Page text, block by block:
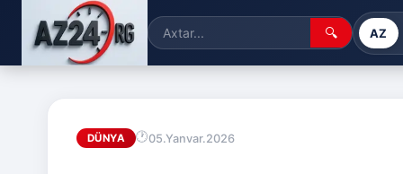
🔍 AZ
DÜNYA 05.Yanvar.2026